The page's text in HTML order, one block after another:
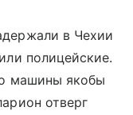
в Чехии
полицейские.
машины якобы
отверг